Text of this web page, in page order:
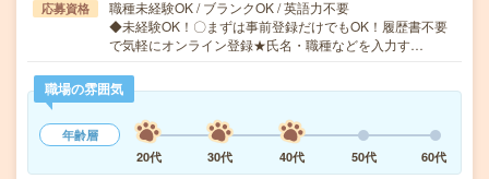
応募資格
職種未経験OK / ブランクOK / 英語力不要
◆未経験OK！〇まずは事前登録だけでもOK！履歴書不要
で気軽にオンライン登録★氏名・職種などを入力す…
職場の雰囲気
年齢層
20代
30代 40代 50代 60代